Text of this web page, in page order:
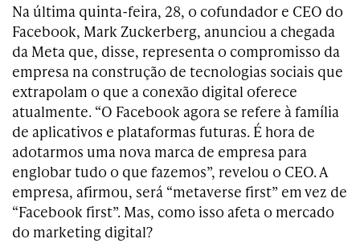
Na última quinta-feira, 28, o cofundador e CEO do
Facebook, Mark Zuckerberg, anunciou a chegada
da Meta que, disse, representa o compromisso da
empresa na construção de tecnologias sociais que
extrapolam o que a conexão digital oferece
atualmente. “O Facebook agora se refere à família
de aplicativos e plataformas futuras. É hora de
adotarmos uma nova marca de empresa para
englobar tudo o que fazemos”, revelou o CEO. A
empresa, afirmou, será “metaverse first” em vez de
“Facebook first”. Mas, como isso afeta o mercado
do marketing digital?